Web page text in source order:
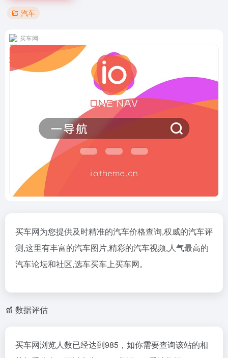
汽车
买车网
买车网为您提供及时精准的汽车价格查询,权威的汽车评
测,这里有丰富的汽车图片,精彩的汽车视频,人气最高的
汽车论坛和社区,选车买车上买车网。
数据评估
买车网浏览人数已经达到985，如你需要查询该站的相